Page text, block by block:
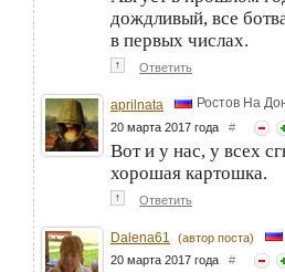
дождливый, все
в первых числах.
↑ Ответить
aprilnata Ростов На
20 марта 2017 года #
Вот и у нас, у всех
хорошая картошка.
↑ Ответить
Dalena61 (автор поста)
20 марта 2017 года #